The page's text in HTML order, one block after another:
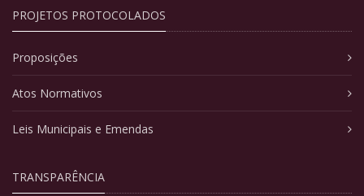
PROJETOS PROTOCOLADOS
Proposições
Atos Normativos
Leis Municipais e Emendas
TRANSPARÊNCIA